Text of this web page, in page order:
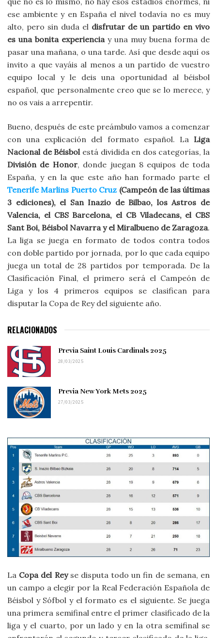
ese ambiente y en España el nivel todavía no es muy
alto, pero sin duda el disfrutar de un partido en vivo
es una bonita experienciay una muy buena forma de
pasar una mañana, o una tarde. Así que desde aquí os
invito a que vayáis al menos a un partido de vuestro
equipo local y le deis una oportunidad al béisbol
español, que personalmente creo que se lo merece, y
no os vais a arrepentir.
Bueno, después de este preámbulo vamos a comenzar
con una explicación del formato español. La Liga
Nacional de Béisbolestá dividida en dos categorías, la
División de Honor, donde juegan 8 equipos de toda
España, y en la que este año han formado parte el
Tenerife Marlins Puerto Cruz (Campeón de las últimas
3 ediciones), el San Inazio de Bilbao, los Astros de
Valencia, el CBS Barcelona, el CB Viladecans, el CBS
Sant Boi, Béisbol Navarra y el Miralbueno de Zaragoza.
La liga se juega en formato de todos contra todos
con doble partido por jornada, por lo que cada equipo
juega un total de 28 partidos por temporada. De la
Clasificación Final, el primero será el Campeón de
Liga y los 4 primeros equipos se clasifican para
disputar la Copa de Rey del siguiente año.
RELACIONADOS
Previa Saint Louis Cardinals 2025
28/03/2025
Previa New York Mets 2025
27/03/2025
La Copa del Reyse disputa todo un fin de semana, en
un campo a elegir por la Real Federación Española de
Béisbol y Sófbol y el formato es el siguiente. Se juega
una primera semifinal entre el primer clasificado de la
liga y el cuarto, por un lado y en la otra semifinal se